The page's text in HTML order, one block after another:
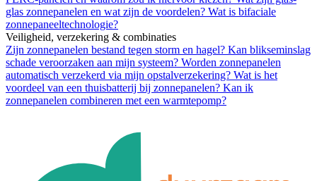
glas zonnepanelen en wat zijn de voordelen? Wat is bifaciale
zonnepaneeltechnologie?
Veiligheid, verzekering & combinaties
Zijn zonnepanelen bestand tegen storm en hagel? Kan blikseminslag
schade veroorzaken aan mijn systeem? Worden zonnepanelen
automatisch verzekerd via mijn opstalverzekering? Wat is het
voordeel van een thuisbatterij bij zonnepanelen? Kan ik
zonnepanelen combineren met een warmtepomp?